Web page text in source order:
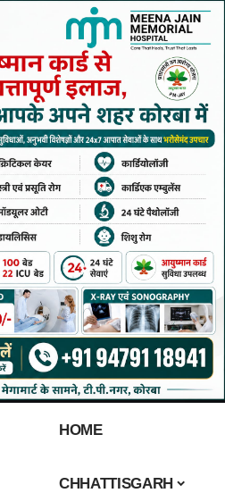
HOME
CHHATTISGARH